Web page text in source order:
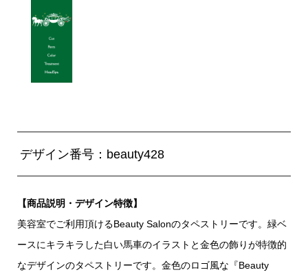
デザイン番号：beauty428
【商品説明・デザイン特徴】
美容室でご利用頂けるBeauty Salonのタペストリーです。緑ベ
ースにキラキラした白い馬車のイラストと金色の飾りが特徴的
なデザインのタペストリーです。金色のロゴ風な『Beauty